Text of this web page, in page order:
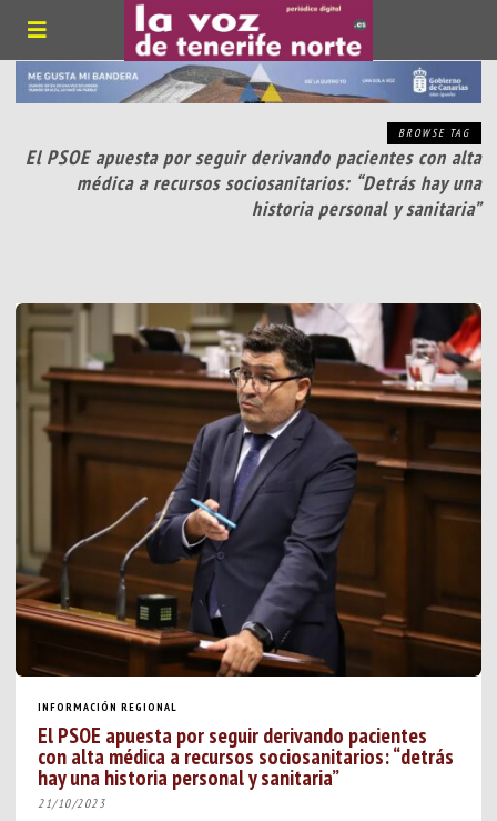
BROWSE TAG
El PSOE apuesta por seguir derivando pacientes con alta
médica a recursos sociosanitarios: “Detrás hay una
historia personal y sanitaria”
INFORMACIÓN REGIONAL
El PSOE apuesta por seguir derivando pacientes
con alta médica a recursos sociosanitarios: “detrás
hay una historia personal y sanitaria”
21/10/2023